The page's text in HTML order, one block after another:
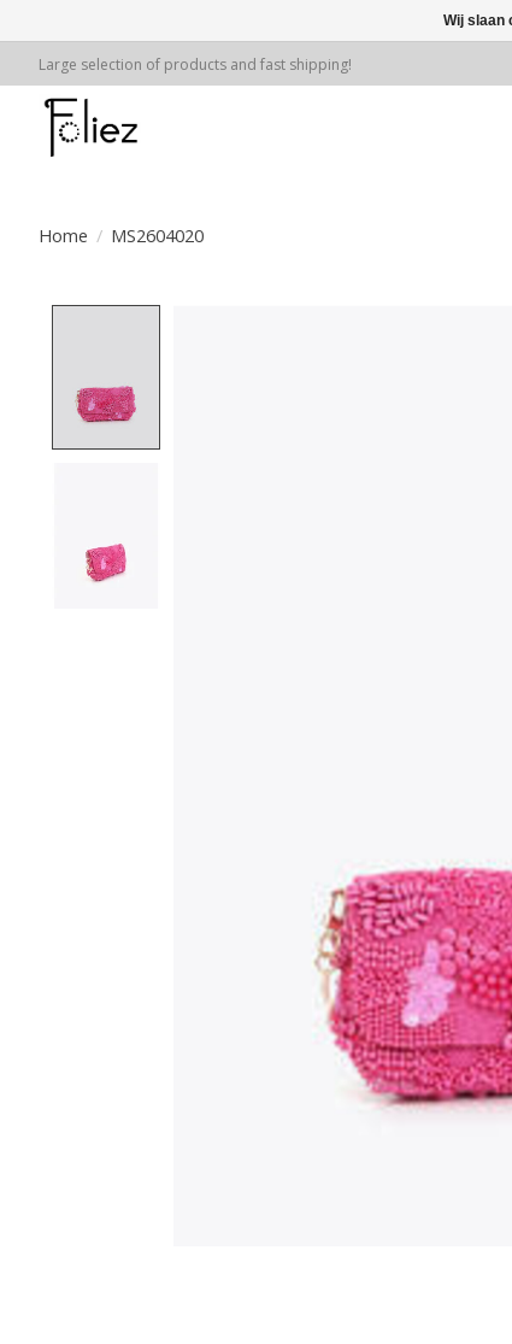
Large selection of products and fast shipping!
Home / MS2604020
Wij slaan